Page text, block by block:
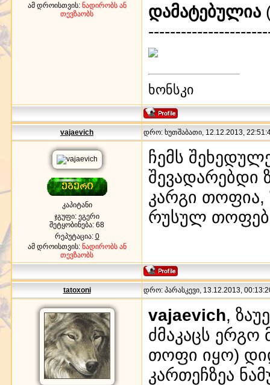
ამ დროისთვის: ნადირობს ან
თევზაობს
დამატებულია
ხონსკი
vajaevich დრო: ხუთშაბათი, 12.12.2013,
კაპიტანი
ჯგუფი: ეგერი
შეტყობინება: 68
რეპუტაცია: 0
ამ დროისთვის: ნადირობს ან
თევზაობს
ჩემს
შევადარებდი
კარგი თოფია,
რუსულ
tatoxoni დრო: პარასკევი, 13.12.2013,
vajaevich,
ძმაკაცს ერგო
თოფი იყო)
კართეჩზეა